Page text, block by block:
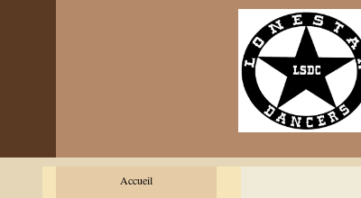
Accueil